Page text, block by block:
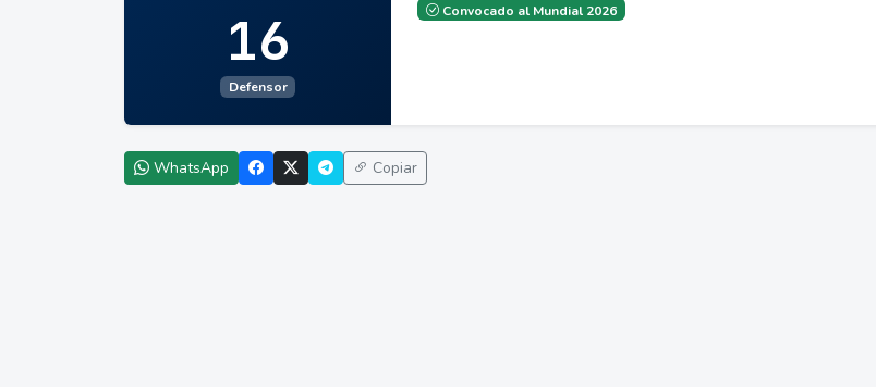
16
Defensor
Convocado al Mundial 2026
WhatsApp Copiar